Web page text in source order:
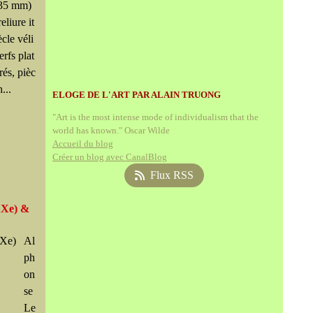
mm)
it
véli
plat
pièc
&
Al
ph
on
se
Le
ELOGE DE L'ART PAR ALAIN TRUONG
"Art is the most intense mode of individualism that the
world has known." Oscar Wilde
Accueil du blog
Créer un blog avec CanalBlog
Flux RSS